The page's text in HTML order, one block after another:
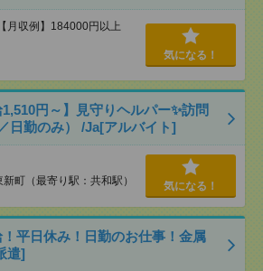
収例】184000円以上
気になる！
1,510円～】見守りヘルパー✨訪問
日勤のみ） /Ja[アルバイト]
町（最寄り駅：共和駅） 気になる！
平日休み！日勤のお仕事！金属
遣]